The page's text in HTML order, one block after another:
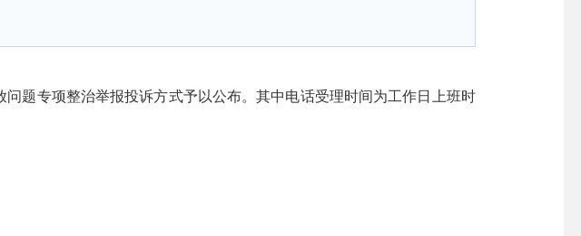
专项整治举报投诉方式予以公布。其中电话受理时间为工作日上班时